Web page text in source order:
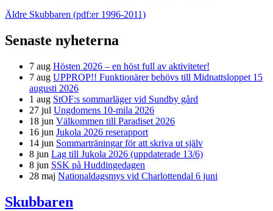
Äldre Skubbaren (pdf:er 1996-2011)
Senaste nyheterna
7 aug Hösten 2026 – en höst full av aktiviteter!
7 aug UPPROP!! Funktionärer behövs till Midnattsloppet 15
augusti 2026
1 aug StOF:s sommarläger vid Sundby gård
27 jul Ungdomens 10-mila 2026
18 jun Välkommen till Paradiset 2026
16 jun Jukola 2026 reserapport
14 jun Sommarträningar för att skriva ut själv
8 jun Lag till Jukola 2026 (uppdaterade 13/6)
8 jun SSK på Huddingedagen
28 maj Nationaldagsmys vid Charlottendal 6 juni
Skubbaren